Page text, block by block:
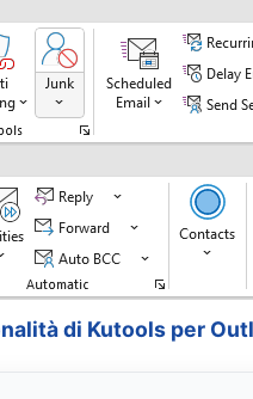
di Kutools per